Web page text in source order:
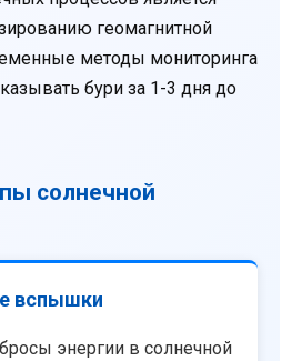
геомагнитной
методы мониторинга
бури за 1-3 дня до
солнечной
вспышки
энергии в солнечной